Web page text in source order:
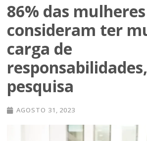
86% das mulheres
consideram ter
carga de
pesquisa
AGOSTO 31, 2023